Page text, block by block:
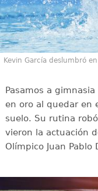
Kevin García deslumbró
Pasamos a
en oro al quedar en
suelo. Su rutina
vieron la actuación
Olímpico Juan Pablo